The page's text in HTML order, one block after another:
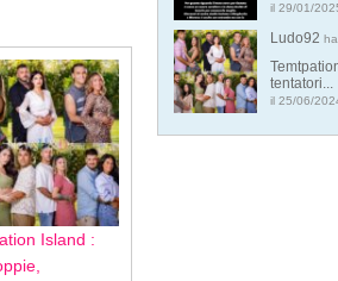
Island :
il 29/01/
Ludo92
tentatori...
il 25/06/